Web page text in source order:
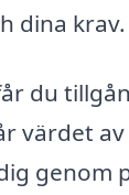
dina krav.
du
värdet
genom